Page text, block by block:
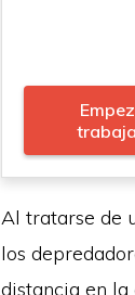
Al tratarse de
los
distancia en la